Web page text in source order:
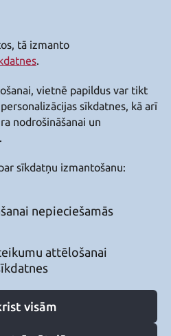
tā izmanto
.
vietnē papildus var tikt
sīkdatnes, kā arī
nodrošināšanai un
sīkdatņu izmantošanu:
nepieciešamās
attēlošanai
visām